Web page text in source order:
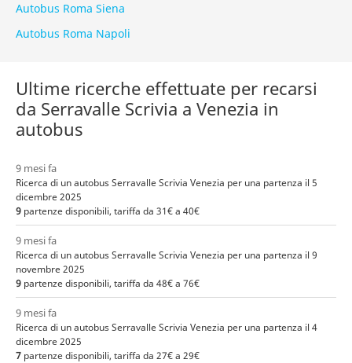
Autobus Roma Siena
Autobus Roma Napoli
Ultime ricerche effettuate per recarsi
da Serravalle Scrivia a Venezia in
autobus
9 mesi fa
Ricerca di un autobus Serravalle Scrivia Venezia per una partenza il 5
dicembre 2025
9 partenze disponibili, tariffa da 31€ a 40€
9 mesi fa
Ricerca di un autobus Serravalle Scrivia Venezia per una partenza il 9
novembre 2025
9 partenze disponibili, tariffa da 48€ a 76€
9 mesi fa
Ricerca di un autobus Serravalle Scrivia Venezia per una partenza il 4
dicembre 2025
7 partenze disponibili, tariffa da 27€ a 29€